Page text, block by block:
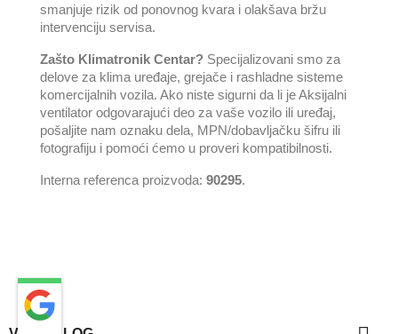
smanjuje rizik od ponovnog kvara i olakšava bržu
intervenciju servisa.
Zašto Klimatronik Centar? Specijalizovani smo za
delove za klima uređaje, grejače i rashladne sisteme
komercijalnih vozila. Ako niste sigurni da li je Aksijalni
ventilator odgovarajući deo za vaše vozilo ili uređaj,
pošaljite nam oznaku dela, MPN/dobavljačku šifru ili
fotografiju i pomoći ćemo u proveri kompatibilnosti.
Interna referenca proizvoda: 90295.